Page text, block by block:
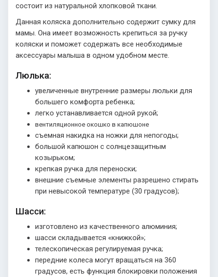
состоит из натуральной хлопковой ткани.
Данная коляска дополнительно содержит сумку для
мамы. Она имеет возможность крепиться за ручку
коляски и поможет содержать все необходимые
аксессуары малыша в одном удобном месте.
Люлька:
увеличенные внутренние размеры люльки для
большего комфорта ребенка;
легко устанавливается одной рукой;
вентиляционное окошко в капюшоне
съемная накидка на ножки для непогоды;
большой капюшон с солнцезащитным
козырьком;
крепкая ручка для переноски;
внешние съемные элементы разрешено стирать
при невысокой температуре (30 градусов);
Шасси:
изготовлено из качественного алюминия;
шасси складывается «книжкой»;
телескопическая регулируемая ручка;
передние колеса могут вращаться на 360
градусов, есть функция блокировки положения